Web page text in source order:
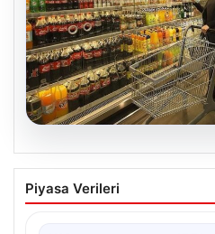
Enflasyon verileri ne
açıklanacak? 2026
Piyasa Verileri